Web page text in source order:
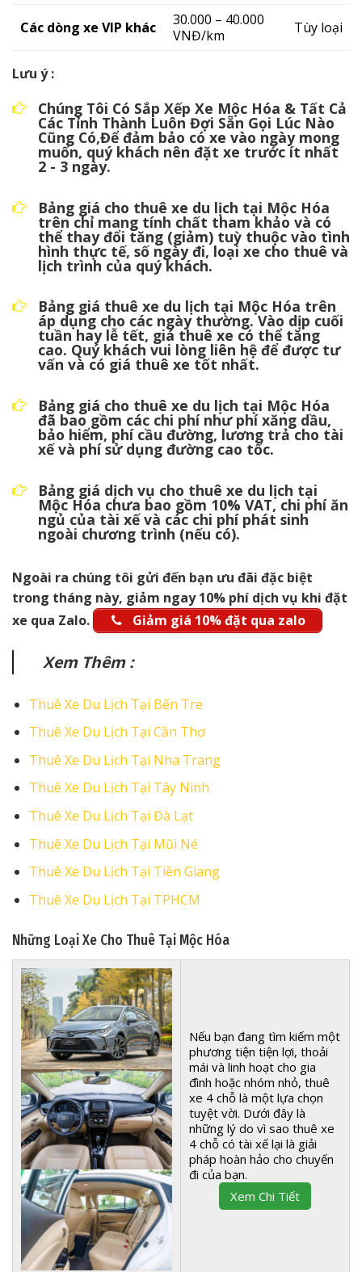
Các dòng xe VIP khác
30.000 – 40.000
VNĐ/km
Tùy loại
Lưu ý :
Chúng Tôi Có Sắp Xếp Xe Mộc Hóa & Tất Cả
Các Tỉnh Thành Luôn Đợi Sẵn Gọi Lúc Nào
Cũng Có,Để đảm bảo có xe vào ngày mong
muốn, quý khách nên đặt xe trước ít nhất
2 - 3 ngày.
Bảng giá cho thuê xe du lịch tại Mộc Hóa
trên chỉ mang tính chất tham khảo và có
thể thay đổi tăng (giảm) tuỳ thuộc vào tình
hình thực tế, số ngày đi, loại xe cho thuê và
lịch trình của quý khách.
Bảng giá thuê xe du lịch tại Mộc Hóa trên
áp dụng cho các ngày thường. Vào dịp cuối
tuần hay lễ tết, giá thuê xe có thể tăng
cao. Quý khách vui lòng liên hệ để được tư
vấn và có giá thuê xe tốt nhất.
Bảng giá cho thuê xe du lịch tại Mộc Hóa
đã bao gồm các chi phí như phí xăng dầu,
bảo hiểm, phí cầu đường, lương trả cho tài
xế và phí sử dụng đường cao tốc.
Bảng giá dịch vụ cho thuê xe du lịch tại
Mộc Hóa chưa bao gồm 10% VAT, chi phí ăn
ngủ của tài xế và các chi phí phát sinh
ngoài chương trình (nếu có).
Ngoài ra chúng tôi gửi đến bạn ưu đãi đặc biệt
trong tháng này, giảm ngay 10% phí dịch vụ khi đặt
xe qua Zalo.
Giảm giá 10% đặt qua zalo
Xem Thêm :
Thuê Xe Du Lịch Tại Bến Tre
Thuê Xe Du Lịch Tại Cần Thơ
Thuê Xe Du Lịch Tại Nha Trang
Thuê Xe Du Lịch Tại Tây Ninh
Thuê Xe Du Lịch Tại Đà Lạt
Thuê Xe Du Lịch Tại Mũi Né
Thuê Xe Du Lịch Tại Tiền Giang
Thuê Xe Du Lịch Tại TPHCM
Những Loại Xe Cho Thuê Tại Mộc Hóa
Nếu bạn đang tìm kiếm một
phương tiện tiện lợi, thoải
mái và linh hoạt cho gia
đình hoặc nhóm nhỏ, thuê
xe 4 chỗ là một lựa chọn
tuyệt vời. Dưới đây là
những lý do vì sao thuê xe
4 chỗ có tài xế lại là giải
pháp hoàn hảo cho chuyến
đi của bạn.
Xem Chi Tiết